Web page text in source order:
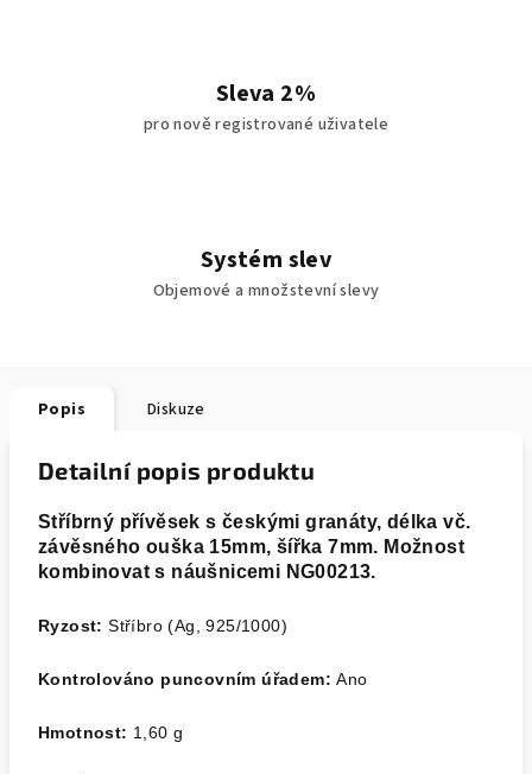
Sleva 2%
pro nově registrované uživatele
Systém slev
Objemové a množstevní slevy
Popis Diskuze
Detailní popis produktu
Stříbrný přívěsek s českými granáty, délka vč.
závěsného ouška 15mm, šířka 7mm. Možnost
kombinovat s náušnicemi NG00213.
Ryzost: Stříbro (Ag, 925/1000)
Kontrolováno puncovním úřadem:Ano
Hmotnost: 1,60 g